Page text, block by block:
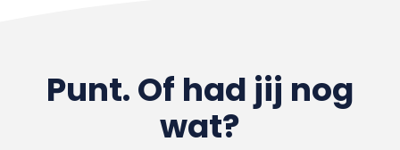
Punt. Of had jij nog
wat?